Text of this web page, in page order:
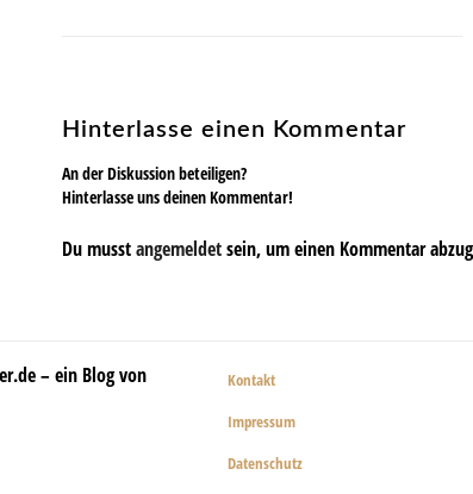
Hinterlasse einen Kommentar
An der Diskussion beteiligen?
Hinterlasse uns deinen Kommentar!
Du musstangemeldetsein, um einen Kommentar
– ein Blog von
Kontakt
Impressum
Datenschutz